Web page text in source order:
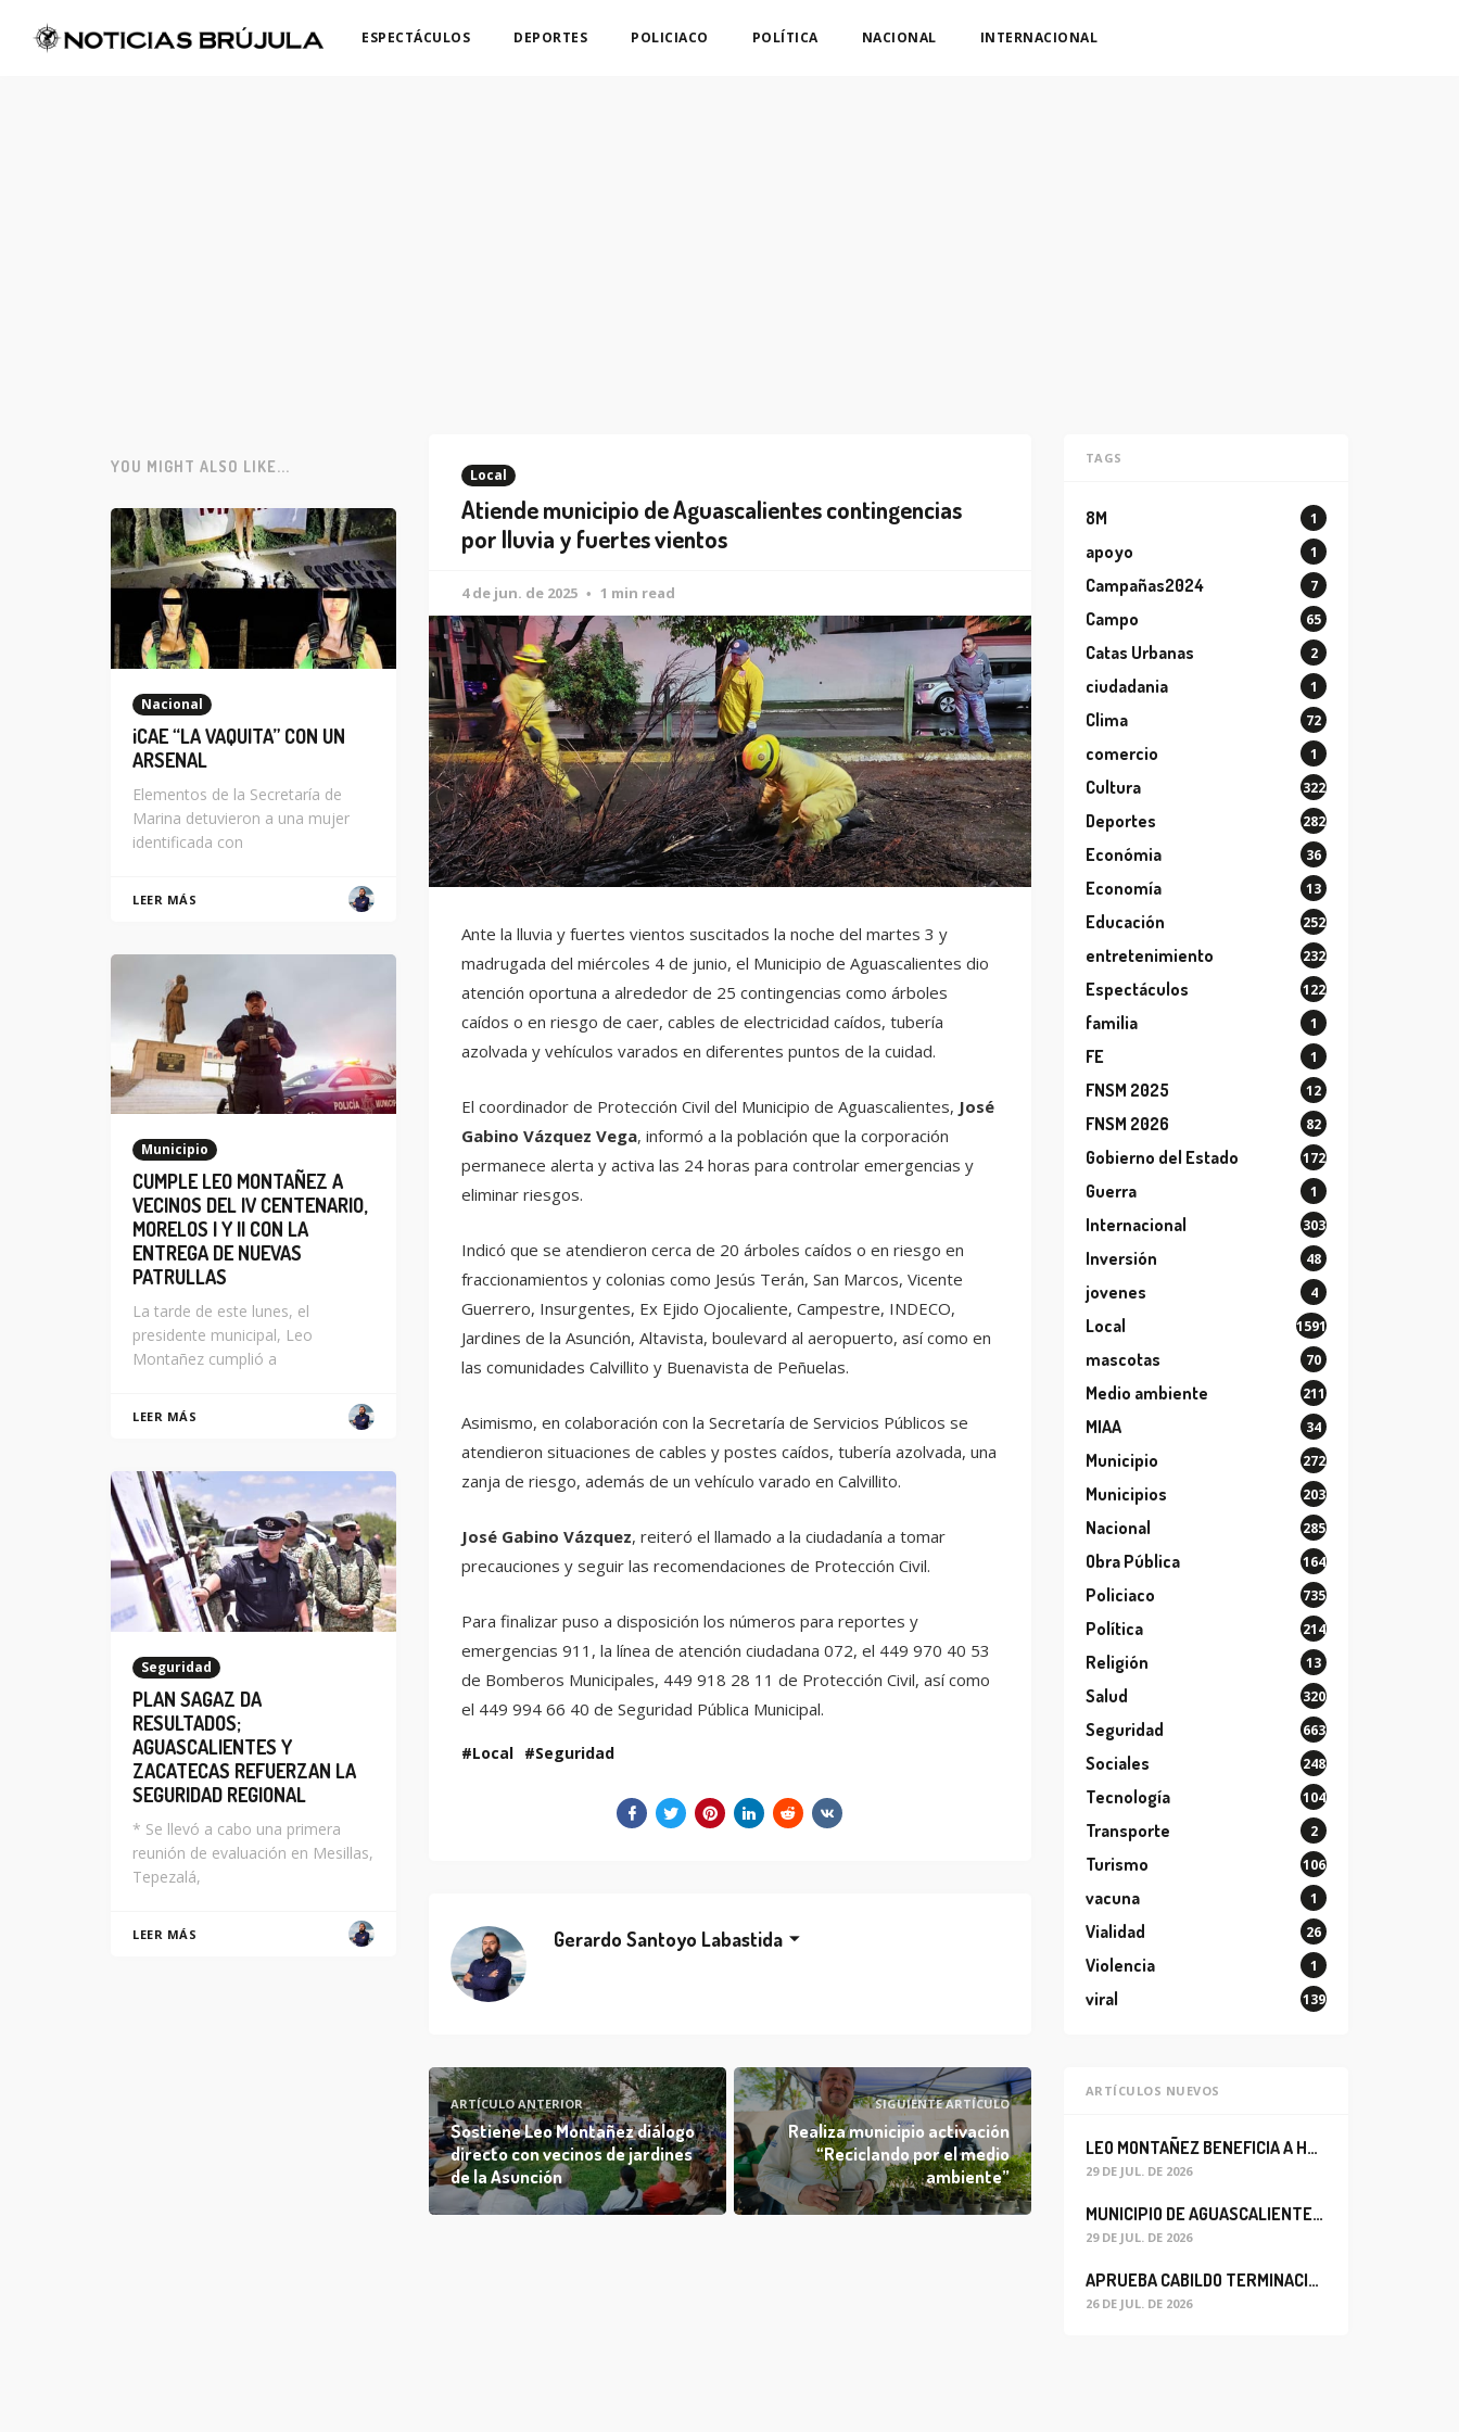
ESPECTÁCULOS DEPORTES POLICIACO POLÍTICA NACIONAL INTERNACIONAL
Local
Atiende municipio de Aguascalientes contingencias
por lluvia y fuertes vientos
4 de jun. de 2025 1 min read
Ante la lluvia y fuertes vientos suscitados la noche del martes 3 y
madrugada del miércoles 4 de junio, el Municipio de Aguascalientes dio
atención oportuna a alrededor de 25 contingencias como árboles
caídos o en riesgo de caer, cables de electricidad caídos, tubería
azolvada y vehículos varados en diferentes puntos de la cuidad.
El coordinador de Protección Civil del Municipio de Aguascalientes, José
Gabino Vázquez Vega, informó a la población que la corporación
permanece alerta y activa las 24 horas para controlar emergencias y
eliminar riesgos.
Indicó que se atendieron cerca de 20 árboles caídos o en riesgo en
fraccionamientos y colonias como Jesús Terán, San Marcos, Vicente
Guerrero, Insurgentes, Ex Ejido Ojocaliente, Campestre, INDECO,
Jardines de la Asunción, Altavista, boulevard al aeropuerto, así como en
las comunidades Calvillito y Buenavista de Peñuelas.
Asimismo, en colaboración con la Secretaría de Servicios Públicos se
atendieron situaciones de cables y postes caídos, tubería azolvada, una
zanja de riesgo, además de un vehículo varado en Calvillito.
José Gabino Vázquez, reiteró el llamado a la ciudadanía a tomar
precauciones y seguir las recomendaciones de Protección Civil.
Para finalizar puso a disposición los números para reportes y
emergencias 911, la línea de atención ciudadana 072, el 449 970 40 53
de Bomberos Municipales, 449 918 28 11 de Protección Civil, así como
el 449 994 66 40 de Seguridad Pública Municipal.
Local Seguridad
Gerardo Santoyo Labastida
ARTÍCULO ANTERIOR
Sostiene Leo Montañez diálogo
directo con vecinos de jardines
de la Asunción
SIGUIENTE ARTÍCULO
Realiza municipio activación
“Reciclando por el medio
ambiente”
YOU MIGHT ALSO LIKE...
Nacional
¡CAE “LA VAQUITA” CON UN
ARSENAL
Elementos de la Secretaría de
Marina detuvieron a una mujer
identificada con
LEER MÁS
Municipio
CUMPLE LEO MONTAÑEZ A
VECINOS DEL IV CENTENARIO,
MORELOS I Y II CON LA
ENTREGA DE NUEVAS
PATRULLAS
La tarde de este lunes, el
presidente municipal, Leo
Montañez cumplió a
LEER MÁS
Seguridad
PLAN SAGAZ DA
RESULTADOS;
AGUASCALIENTES Y
ZACATECAS REFUERZAN LA
SEGURIDAD REGIONAL
* Se llevó a cabo una primera
reunión de evaluación en Mesillas,
Tepezalá,
LEER MÁS
TAGS
8M 1
apoyo 1
Campañas2024 7
Campo 65
Catas Urbanas 2
ciudadania 1
Clima 72
comercio 1
Cultura 322
Deportes 282
Económia 36
Economía 13
Educación 252
entretenimiento 232
Espectáculos 122
familia 1
FE 1
FNSM 2025 12
FNSM 2026 82
Gobierno del Estado 172
Guerra 1
Internacional 303
Inversión 48
jovenes 4
Local 1591
mascotas 70
Medio ambiente 211
MIAA 34
Municipio 272
Municipios 203
Nacional 285
Obra Pública 164
Policiaco 735
Política 214
Religión 13
Salud 320
Seguridad 663
Sociales 248
Tecnología 104
Transporte 2
Turismo 106
vacuna 1
Vialidad 26
Violencia 1
viral 139
ARTÍCULOS NUEVOS
LEO MONTAÑEZ BENEFICIA A HABITANTES DEL BARRIO DE LA SALUD CON MEJORA DEL ALCANTARILLADO SANITARIO
29 DE JUL. DE 2026
MUNICIPIO DE AGUASCALIENTES REABRE CIRCULACIÓN VEHICULAR EN LA CALLE JOSEFA ORTIZ DE DOMÍNGUEZ
29 DE JUL. DE 2026
APRUEBA CABILDO TERMINACIÓN ANTICIPADA DEL CONTRATO PARA EL PROYECTO DE MODERNIZACIÓN DEL SISTEMA DE ALUMBRADO
26 DE JUL. DE 2026